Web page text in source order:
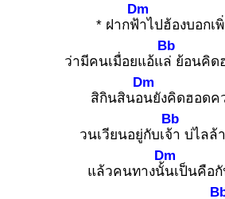
* ฝากฟ้า
Dm
ไปฮ้องบอกเ
ว่ามีคนเมื่อยแอ้แล่
Bb
ย้อนคิด
สิกินสินอน
Dm
ยังคิดฮอดค
วนเวียนอยู่กับเจ้า
Bb
บ่ไลล้
แล้วคนทางนั้น
Dm
เป็นคือ